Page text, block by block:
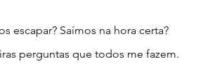
escapar? Saímos na hora certa?
perguntas que todos me fazem.